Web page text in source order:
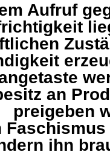
Aufruf
an
preigeben
ihn